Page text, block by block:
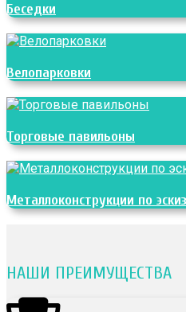
Беседки
Велопарковки
Торговые павильоны
Металлоконструкции по
НАШИ ПРЕИМУЩЕСТВА